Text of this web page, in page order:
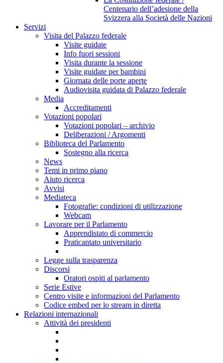
Centenario dell’adesione della
Svizzera alla Società delle Nazioni
Servizi
Visita del Palazzo federale
Visite guidate
Info fuori sessioni
Visita durante la sessione
Visite guidate per bambini
Giornata delle porte aperte
Audiovisita guidata di Palazzo federale
Media
Accreditamenti
Votazioni popolari
Votazioni popolari – archivio
Deliberazioni / Argomenti
Biblioteca del Parlamento
Sostegno alla ricerca
News
Temi in primo piano
Aiuto ricerca
Avvisi
Mediateca
Fotografie: condizioni di utilizzazione
Webcam
Lavorare per il Parlamento
Apprendistato di commercio
Praticantato universitario
Legge sulla trasparenza
Discorsi
Oratori ospiti al parlamento
Serie Estive
Centro visite e informazioni del Parlamento
Codice embed per lo stream in diretta
Relazioni internazionali
Attività dei presidenti